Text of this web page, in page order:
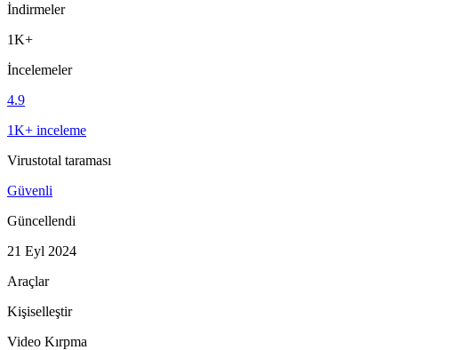
İndirmeler
1K+
İncelemeler
4.9
1K+ inceleme
Virustotal taraması
Güvenli
Güncellendi
21 Eyl 2024
Araçlar
Kişiselleştir
Video Kırpma